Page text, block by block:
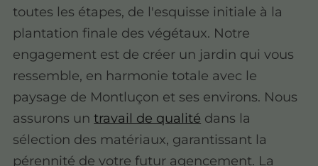
toutes les étapes, de l'esquisse initiale à la
plantation finale des végétaux. Notre
engagement est de créer un jardin qui vous
ressemble, en harmonie totale avec le
paysage de Montluçon et ses environs. Nous
assurons untravail de qualité dans la
sélection des matériaux, garantissant la
pérennité de votre futur agencement. La